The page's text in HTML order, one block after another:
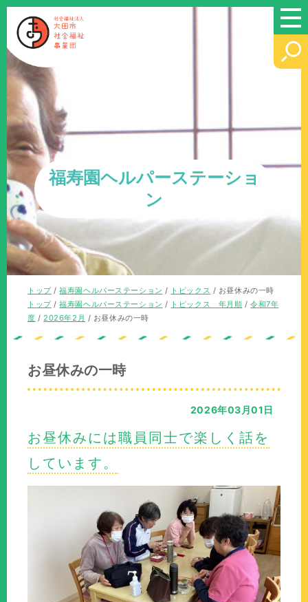
このページの本文へ
福寿園ヘルパーステーショ
ン
現
在
の
トップ/福寿園ヘルパーステーション / トピックス / お昼休みの一時
現
在
トップ/福寿園ヘルパーステーション / トピックス 年月順 /令和7年
度 /2026年2月 / お昼休みの一時
お昼休みの一時
2026年03月01日
お昼休みには職員同士で楽しく話を
しています。